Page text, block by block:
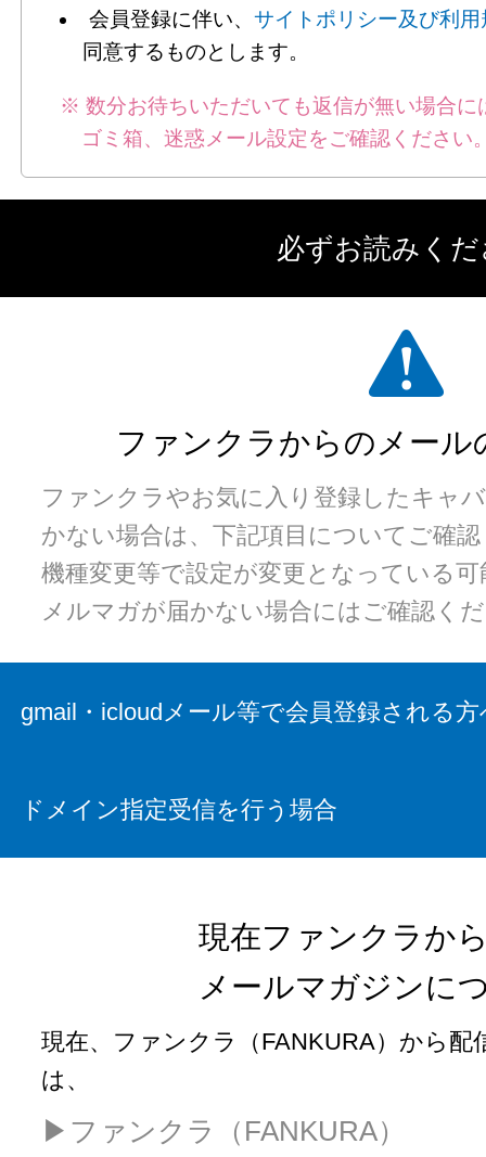
会員登録に伴い、 サイトポリシー及び利用
同意するものとします。
数分お待ちいただいても返信が無い場合
ゴミ箱、迷惑メール設定をご確認ください
必ずお読みく
ファンクラからのメール
ファンクラやお気に入り登録したキャ
かない場合は、下記項目についてご確
機種変更等で設定が変更となっている
メルマガが届かない場合にはご確認く
gmail・icloudメール等で会員登録される方
ドメイン指定受信を行う場合
現在ファンクラか
メールマガジンに
現在、ファンクラ（FANKURA）から
は、
▶︎ファンクラ（FANKURA）